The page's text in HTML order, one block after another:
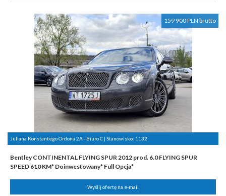
159 900 PLN brutto
Juliana Konstantego Ordona 2A - Biuro C | Stanowisko: 1132
Bentley CONTINENTAL FLYING SPUR 2012 prod. 6.0 FLYING SPUR
SPEED 610 KM* Doinwestowany* Full Opcja*
Wyślij ofertę na e-mail